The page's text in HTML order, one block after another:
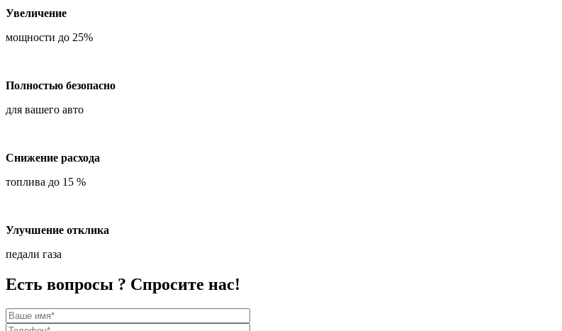
Увеличение
мощности до 25%
Полностью безопасно
для вашего авто
Снижение расхода
топлива до 15 %
Улучшение отклика
педали газа
Есть вопросы ? Спросите нас!